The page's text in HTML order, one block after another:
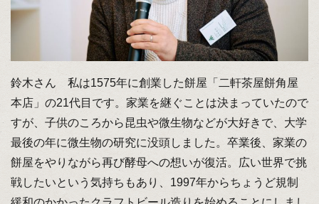
鈴木さん 私は1575年に創業した餅屋「二軒茶屋餅角屋
本店」の21代目です。家業を継ぐことは決まっていたので
すが、子供のころから昆虫や微生物などが大好きで、大学
最後の年に微生物の研究に没頭しました。卒業後、家業の
餅屋をやりながら再び酵母への想いが復活。広い世界で挑
戦したいという気持ちもあり、1997年からちょうど規制